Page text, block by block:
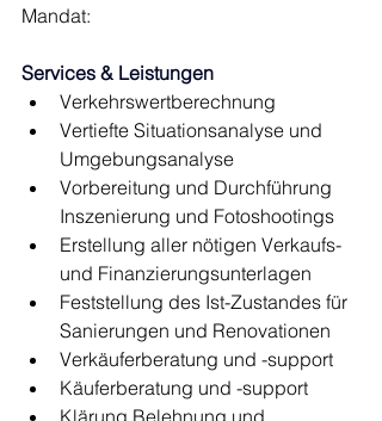
Mandat:
Services & Leistungen
Verkehrswertberechnung
Vertiefte Situationsanalyse und
Umgebungsanalyse
Vorbereitung und Durchführung
Inszenierung und Fotoshootings
Erstellung aller nötigen Verkaufs-
und Finanzierungsunterlagen
Feststellung des Ist-Zustandes für
Sanierungen und Renovationen
Verkäuferberatung und -support
Käuferberatung und -support
Klärung Belehnung und